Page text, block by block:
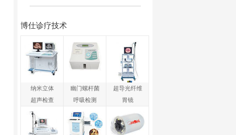
博仕诊疗技术
纳米立体
超声检查
幽门螺杆菌
呼吸检测
超导光纤维
胃镜